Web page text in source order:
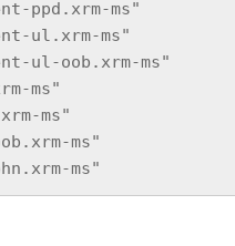
ppd.xrm-ms"
ul.xrm-ms"
ul-oob.xrm-ms"
ms"
ms"
ms"
ms"